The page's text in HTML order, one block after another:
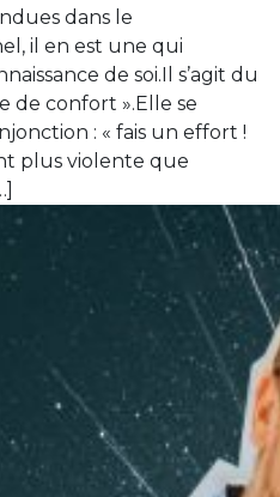
dans le
il en est une qui
de soi.Il s’agit du
de confort ».Elle se
: « fais un effort !
plus violente que